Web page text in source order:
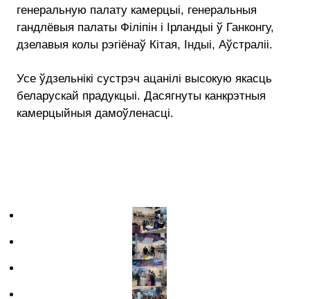
генеральную палату камерцыі, генеральныя
гандлёвыя палаты Філіпін і Ірландыі ў Ганконгу,
дзелавыя колы рэгіёнаў Кітая, Індыі, Аўстраліі.
Усе ўдзельнікі сустрэч ацанілі высокую якасць
беларускай прадукцыі. Дасягнуты канкрэтныя
камерцыйныя дамоўленасці.